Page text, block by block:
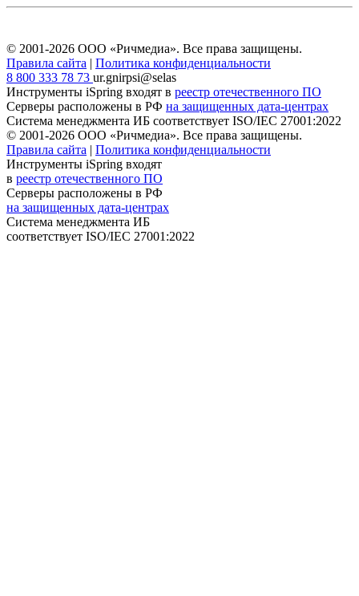
© 2001-2026 ООО «Ричмедиа». Все права защищены.
Правила сайта | Политика конфиденциальности
8 800 333 78 73 ur.gnirpsi@selas
Инструменты iSpring входят в реестр отечественного ПО
Серверы расположены в РФ на защищенных дата-центрах
Система менеджмента ИБ соответствует ISO/IEC 27001:2022
© 2001-2026 ООО «Ричмедиа». Все права защищены.
Правила сайта | Политика конфиденциальности
Инструменты iSpring входят
в реестр отечественного ПО
Серверы расположены в РФ
на защищенных дата-центрах
Система менеджмента ИБ
соответствует ISO/IEC 27001:2022